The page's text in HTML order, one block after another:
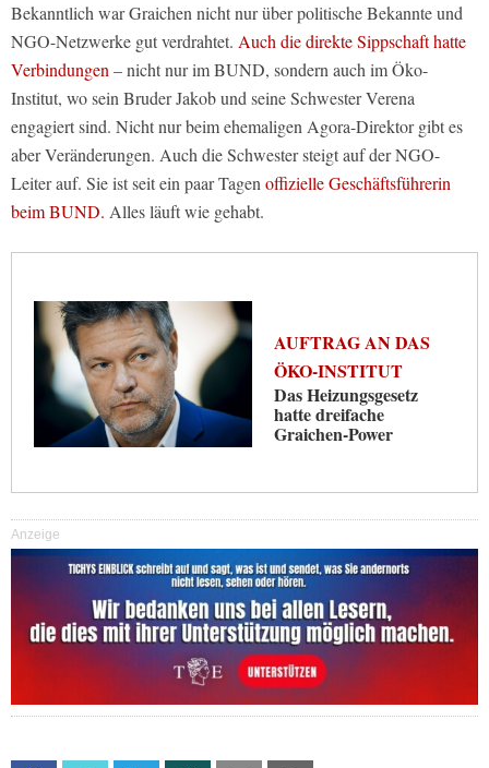
Bekanntlich war Graichen nicht nur über politische Bekannte und
NGO-Netzwerke gut verdrahtet. Auch die direkte Sippschaft hatte
Verbindungen– nicht nur im BUND, sondern auch im Öko-
Institut, wo sein Bruder Jakob und seine Schwester Verena
engagiert sind. Nicht nur beim ehemaligen Agora-Direktor gibt es
aber Veränderungen. Auch die Schwester steigt auf der NGO-
Leiter auf. Sie ist seit ein paar Tagenoffizielle Geschäftsführerin
beim BUND. Alles läuft wie gehabt.
AUFTRAG AN DAS
ÖKO-INSTITUT
Das Heizungsgesetz
hatte dreifache
Graichen-Power
Anzeige